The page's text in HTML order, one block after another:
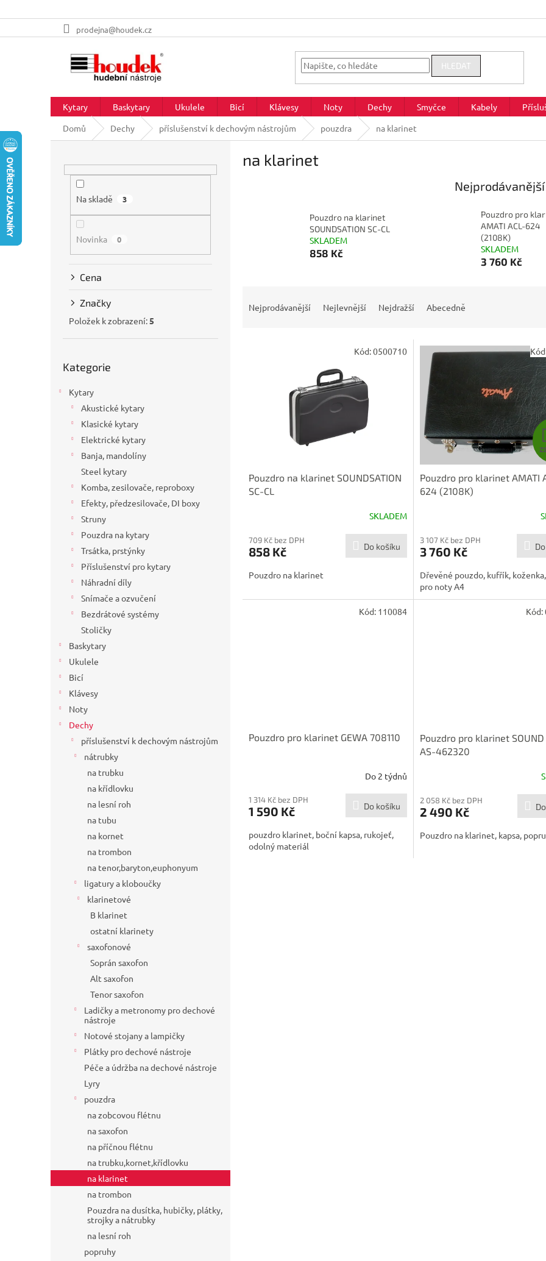
na
prodejna@houdek.cz
HLEDAT
Kytary Baskytary Ukulele Bicí Klávesy Noty Dechy Smyčce Kabely
Domů
Dechy příslušenství k dechovým nástrojům pouzdra na klarinet
Na skladě 3
Novinka 0
Cena
Značky
Položek k zobrazení:5
kategorie
Kategorie
Kytary
Akustické kytary
Klasické kytary
Elektrické kytary
Banja, mandolíny
Steel kytary
Komba, zesilovače, reproboxy
Efekty, předzesilovače, DI boxy
Struny
Pouzdra na kytary
Trsátka, prstýnky
Příslušenství pro kytary
Náhradní díly
Snímače a ozvučení
Bezdrátové systémy
Stoličky
Baskytary
Ukulele
Bicí
Klávesy
Noty
Dechy
příslušenství k dechovým nástrojům
nátrubky
na trubku
na křídlovku
na lesní roh
na tubu
na kornet
na trombon
na tenor,baryton,euphonyum
ligatury a kloboučky
klarinetové
B klarinet
ostatní klarinety
saxofonové
Soprán saxofon
Alt saxofon
Tenor saxofon
Ladičky a metronomy pro dechové
nástroje
Notové stojany a lampičky
Plátky pro dechové nástroje
Péče a údržba na dechové nástroje
Lyry
pouzdra
na zobcovou flétnu
na saxofon
na příčnou flétnu
na trubku,kornet,křídlovku
na klarinet
na trombon
Pouzdra na dusítka, hubičky, plátky,
strojky a nátrubky
na lesní roh
popruhy
na klarinet
Nejprodávanější
Pouzdro na klarinet
SOUNDSATION SC-CL
SKLADEM
858 Kč
Pouzdro pro
AMATI ACL-624
(2108K)
SKLADEM
3 760 Kč
Nejprodávanější Nejlevnější Nejdražší Abecedně
Pouzdro na klarinet SOUNDSATION
SC-CL
SKLADEM
709 Kč bez DPH
858 Kč Do košíku
Pouzdro na klarinet
Kód:0500710
Pouzdro pro klarinet AMATI
624 (2108K)
3 107 Kč bez DPH
3 760 Kč
Dřevěné pouzdo, kufřík,
pro noty A4
Pouzdro pro klarinet GEWA 708110
Do 2 týdnů
1 314 Kč bez DPH
1 590 Kč Do košíku
pouzdro klarinet, boční kapsa, rukojeť,
odolný materiál
Kód: 110084
Pouzdro pro klarinet SOUND
AS-462320
2 058 Kč bez DPH
2 490 Kč
Pouzdro na klarinet, kapsa,
Kód: